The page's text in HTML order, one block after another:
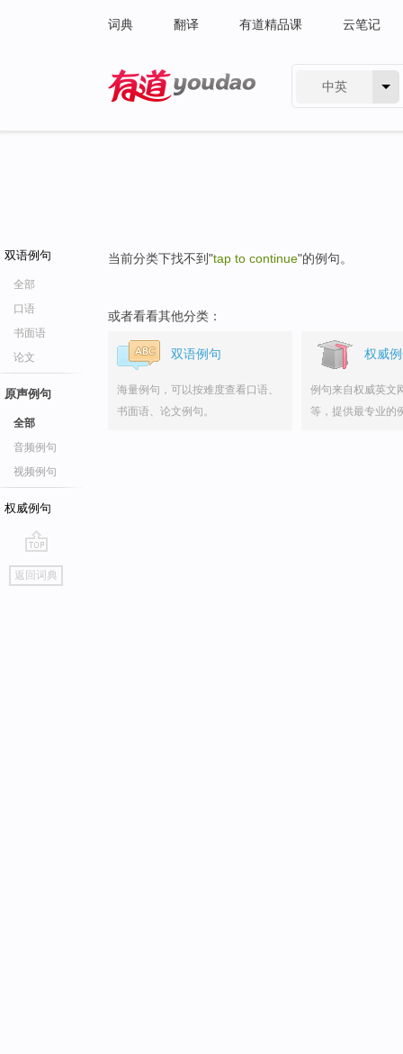
词典 翻译 有道精品课 云笔记
中英
双语例句
全部
口语
书面语
论文
原声例句
全部
音频例句
视频例句
权威例句
go
top
返回词典
当前分类下找不到"tap to continue"的例句。
或者看看其他分类：
双语例句
海量例句，可以按难度查看口语、
书面语、论文例句。
权威
例句来自权威英文
等，提供最专业的